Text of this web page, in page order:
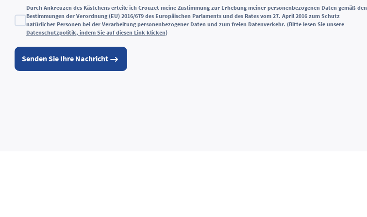
Durch Ankreuzen des Kästchens erteile ich Crouzet meine Zustimmung zur Erhebung meiner personenbezogenen Daten gemäß den
Bestimmungen der Verordnung (EU) 2016/679 des Europäischen Parlaments und des Rates vom 27. April 2016 zum Schutz
natürlicher Personen bei der Verarbeitung personenbezogener Daten und zum freien Datenverkehr. (Bitte lesen Sie unsere
Datenschutzpolitik, indem Sie auf diesen Link klicken)
Senden Sie Ihre Nachricht